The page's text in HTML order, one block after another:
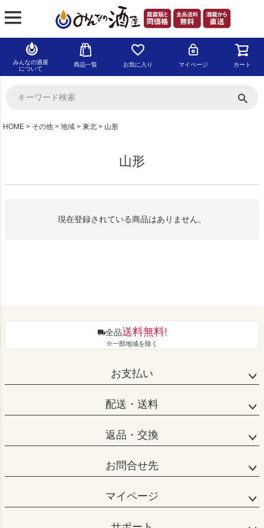
みんなの酒屋
について
商品一覧 お気に入り マイページ カート
HOME その他 地域 東北 山形
山形
現在登録されている商品はありません。
全品送料無料!
※一部地域を除く
お支払い
配送・送料
返品・交換
お問合せ先
マイページ